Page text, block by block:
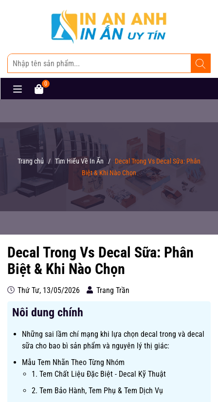
0
Trang chủ / Tìm Hiểu Về In Ấn /
Decal Trong Vs Decal Sữa: Phân
Biệt & Khi Nào Chọn
Decal Trong Vs Decal Sữa: Phân
Biệt & Khi Nào Chọn
Thứ Tư, 13/05/2026 Trang Trần
Nôi dung chính
Những sai lầm chí mạng khi lựa chọn decal trong và decal
sữa cho bao bì sản phẩm và nguyên lý thị giác:
Mẫu Tem Nhãn Theo Từng Nhóm
1. Tem Chất Liệu Đặc Biệt - Decal Kỹ Thuật
2. Tem Bảo Hành, Tem Phụ & Tem Dịch Vụ